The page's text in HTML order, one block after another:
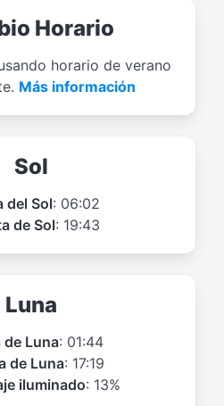
Horario
horario de verano
Más información
Sol
del Sol: 06:02
de Sol: 19:43
Luna
de Luna: 01:44
de Luna: 17:19
iluminado: 13%